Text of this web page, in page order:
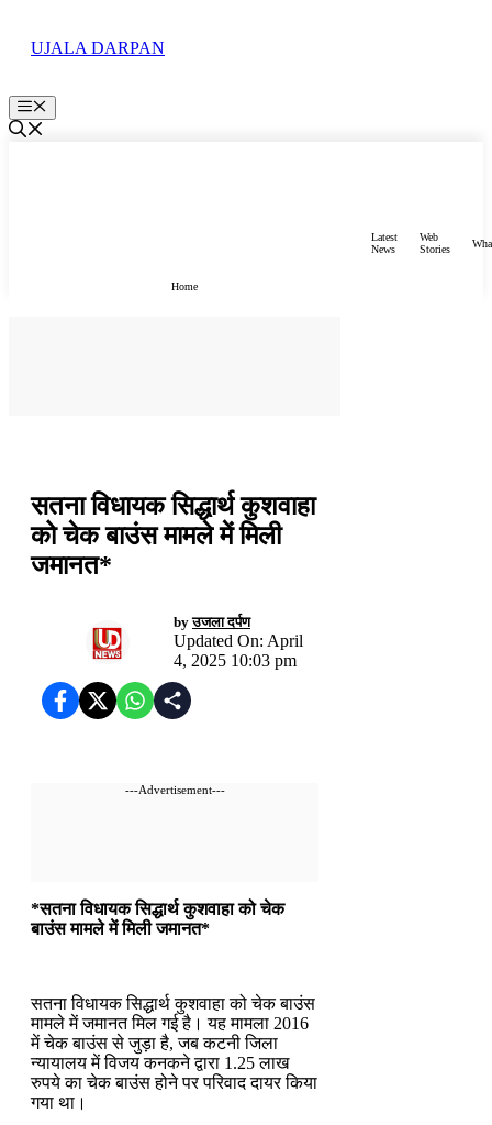
UJALA DARPAN
Menu
Home
Latest
News
Web
Stories
सतना विधायक सिद्धार्थ कुशवाहा
को चेक बाउंस मामले में मिली
जमानत*
byउजला दर्पण
Updated On: April
4, 2025 10:03 pm
---Advertisement---
*सतना विधायक सिद्धार्थ कुशवाहा को चेक
बाउंस मामले में मिली जमानत*
सतना विधायक सिद्धार्थ कुशवाहा को चेक बाउंस
मामले में जमानत मिल गई है। यह मामला 2016
में चेक बाउंस से जुड़ा है, जब कटनी जिला
न्यायालय में विजय कनकने द्वारा 1.25 लाख
रुपये का चेक बाउंस होने पर परिवाद दायर किया
गया था।